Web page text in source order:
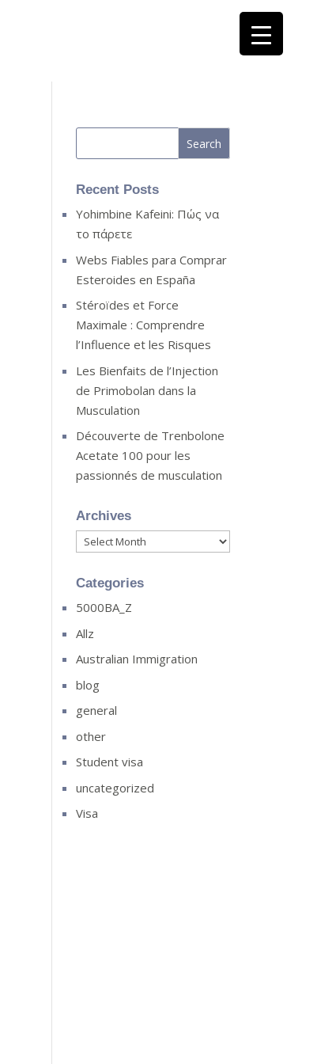
Recent Posts
Yohimbine Kafeini: Πώς να
το πάρετε
Webs Fiables para Comprar
Esteroides en España
Stéroïdes et Force
Maximale : Comprendre
l’Influence et les Risques
Les Bienfaits de l’Injection
de Primobolan dans la
Musculation
Découverte de Trenbolone
Acetate 100 pour les
passionnés de musculation
Archives
Archives
Categories
5000BA_Z
Allz
Australian Immigration
blog
general
other
Student visa
uncategorized
Visa